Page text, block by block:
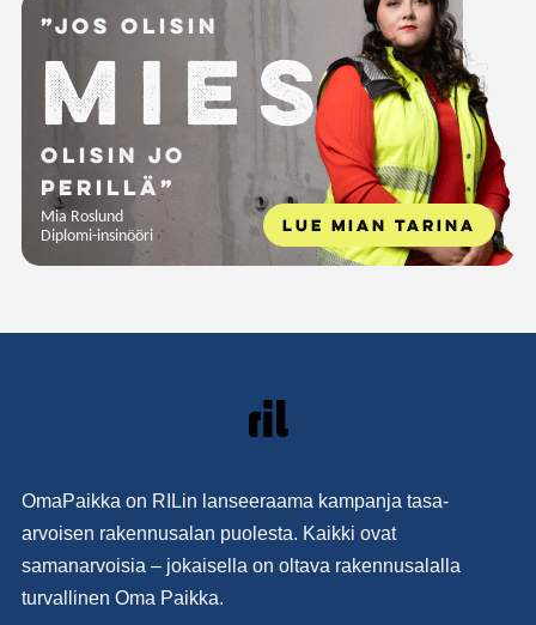
”Jos olisin
Mies
olisin jo
perillä”
Mia Roslund
Diplomi-insinööri
LUE MIAN TARINA
OmaPaikka on RILin lanseeraama kampanja tasa-
arvoisen rakennusalan puolesta. Kaikki ovat
samanarvoisia – jokaisella on oltava rakennusalalla
turvallinen Oma Paikka.